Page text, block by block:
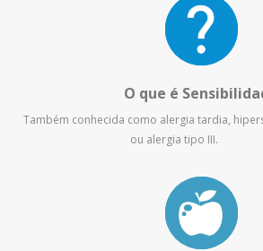
O que é
Também conhecida como alergia tardia,
ou alergia tipo III.